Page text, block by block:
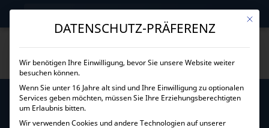
→
VICTRON ENERGY 3 POLIGES
VERLÄNGERUNGSKABEL 5M FÜR LITHIUM
SMART AKKUS (2 STÜCK PACKUNG)
Mit
DATENSCHUTZ-PRÄFERENZ
Wir benötigen Ihre Einwilligung, bevor Sie unsere Website weiter
besuchen können.
Wenn Sie unter 16 Jahre alt sind und Ihre Einwilligung zu optionalen
Services geben möchten, müssen Sie Ihre Erziehungsberechtigten
um Erlaubnis bitten.
Wir verwenden Cookies und andere Technologien auf unserer